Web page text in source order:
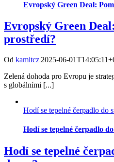
Evropský Green Deal:
Evropský Green
prostředí?
Od kamitcz|2025-06-
Zelená dohoda pro Evropu je
s globálními [...]
Hodí se tepelné čerpadlo do
Hodí se tepelné čerpadlo
Hodí se tepelné